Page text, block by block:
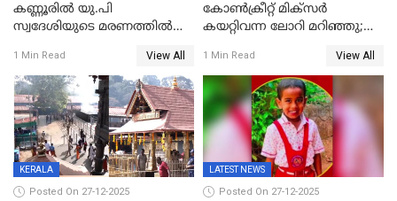
കണ്ണൂരിൽ യു.പി
സ്വദേശിയുടെ മരണത്തിൽ
കേസ്; തർക്കമുണ്ടായത്
ഫേഷ്യലിന് 300 രൂപ
ആവശ്യപ്പെട്ടതിനെച്ചൊല്ലി
1 Min Read View All
കോണ്‍ക്രീറ്റ് മിക്‌സര്‍
കയറ്റിവന്ന ലോറി മറിഞ്ഞു;
അപകടം കണ്ണൂരിൽ
1 Min Read View All
KERALA
Posted On 27-12-2025
LATEST NEWS
Posted On 27-12-2025